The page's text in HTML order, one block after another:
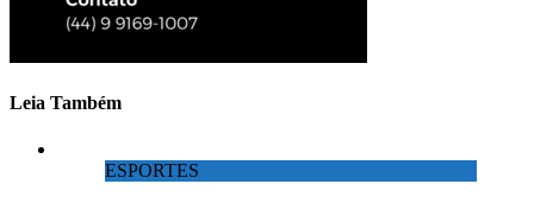
Leia Também
ESPORTES